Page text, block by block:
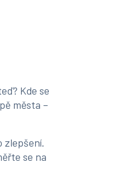
Kde se
města –
zlepšení.
se na